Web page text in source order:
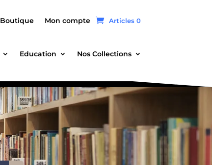
Boutique Mon compte Articles 0
Education Nos Collections